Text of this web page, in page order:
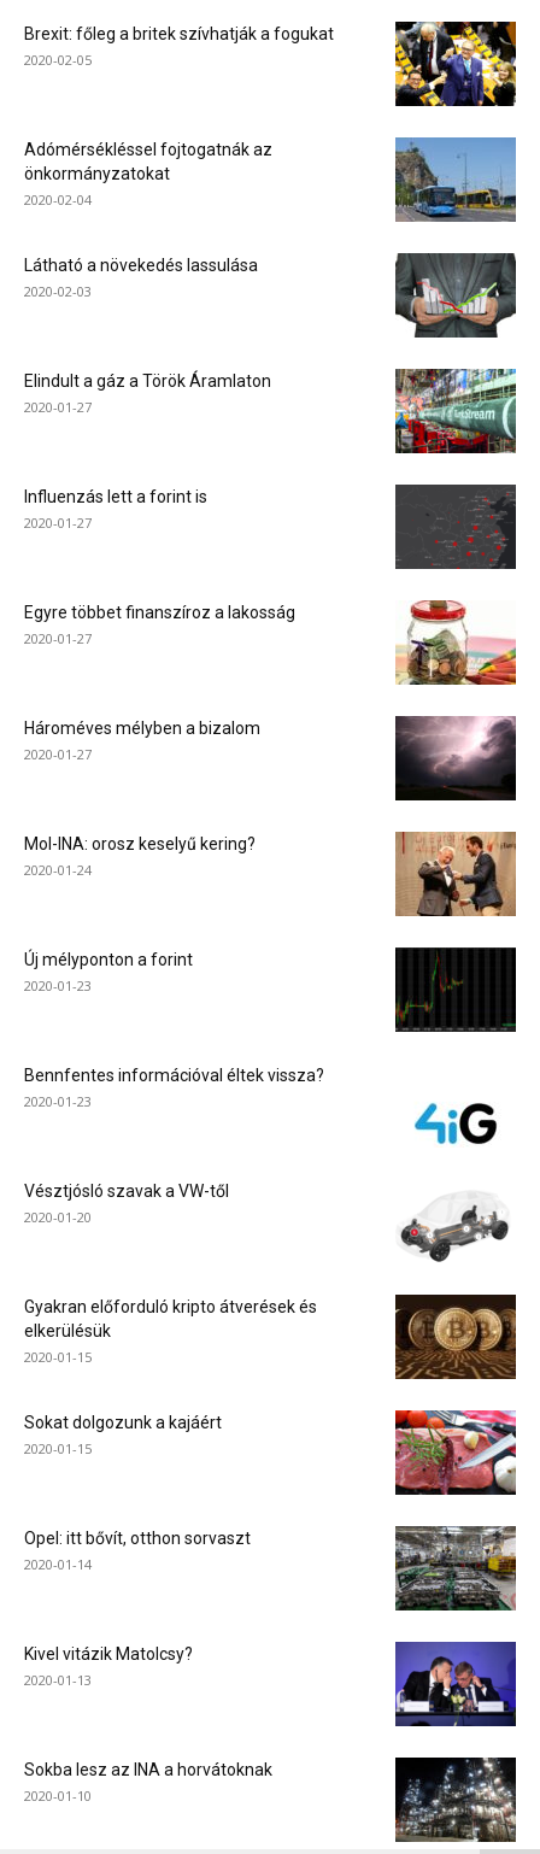
Brexit: főleg a britek szívhatják a fogukat
2020-02-05
Adómérsékléssel fojtogatnák az
önkormányzatokat
2020-02-04
Látható a növekedés lassulása
2020-02-03
Elindult a gáz a Török Áramlaton
2020-01-27
Influenzás lett a forint is
2020-01-27
Egyre többet finanszíroz a lakosság
2020-01-27
Hároméves mélyben a bizalom
2020-01-27
Mol-INA: orosz keselyű kering?
2020-01-24
Új mélyponton a forint
2020-01-23
Bennfentes információval éltek vissza?
2020-01-23
Vésztjósló szavak a VW-től
2020-01-20
Gyakran előforduló kripto átverések és
elkerülésük
2020-01-15
Sokat dolgozunk a kajáért
2020-01-15
Opel: itt bővít, otthon sorvaszt
2020-01-14
Kivel vitázik Matolcsy?
2020-01-13
Sokba lesz az INA a horvátoknak
2020-01-10